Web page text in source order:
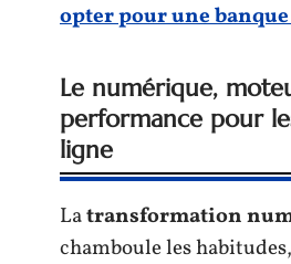
opter pour une
Le numérique,
performance pour
ligne
Latransformation
chamboule les